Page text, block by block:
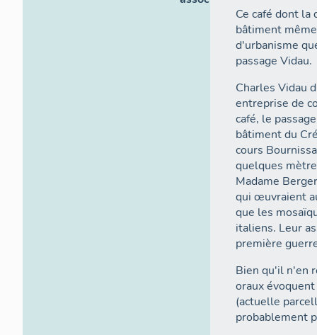
Ce café dont
bâtiment
d'urbanisme
passage Vidau.
Charles Vidau
entreprise de
café, le
bâtiment du
cours
quelques
Madame
qui œuvraient
que les
italiens. Leur
première
Bien qu'il n'en
oraux
(actuelle
probablement